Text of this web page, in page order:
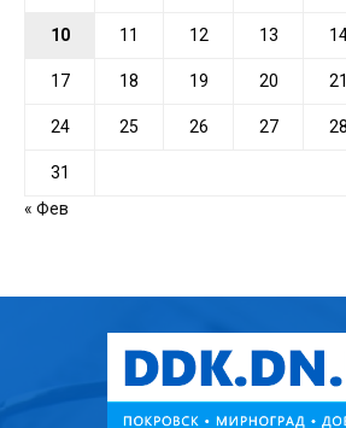
10 11 12 13
17 18 19 20 21
24 25 26 27 28
31
« Фев